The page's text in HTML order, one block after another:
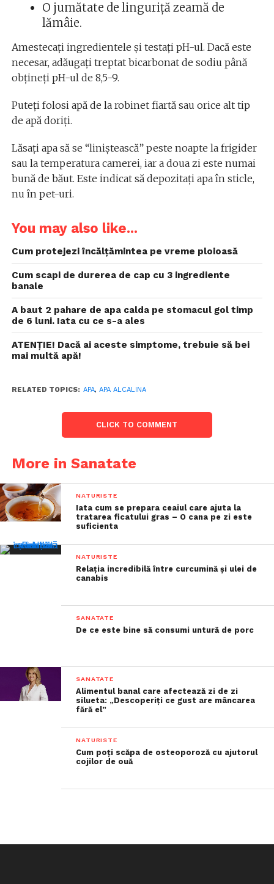
O jumătate de linguriță zeamă de
lămâie.
Amestecați ingredientele și testați pH-ul. Dacă este
necesar, adăugați treptat bicarbonat de sodiu până
obțineți pH-ul de 8,5-9.
Puteți folosi apă de la robinet fiartă sau orice alt tip
de apă doriți.
Lăsați apa să se “liniștească” peste noapte la frigider
sau la temperatura camerei, iar a doua zi este numai
bună de băut. Este indicat să depozitați apa în sticle,
nu în pet-uri.
You may also like...
Cum protejezi încălțămintea pe vreme ploioasă
Cum scapi de durerea de cap cu 3 ingrediente
banale
A baut 2 pahare de apa calda pe stomacul gol timp
de 6 luni. Iata cu ce s-a ales
ATENŢIE! Dacă ai aceste simptome, trebuie să bei
mai multă apă!
RELATED TOPICS: APA, APA ALCALINA
CLICK TO COMMENT
More in Sanatate
NATURISTE
Iata cum se prepara ceaiul care ajuta la
tratarea ficatului gras – O cana pe zi este
suficienta
NATURISTE
Relația incredibilă între curcumină și ulei de
canabis
SANATATE
De ce este bine să consumi untură de porc
SANATATE
Alimentul banal care afectează zi de zi
silueta: „Descoperiți ce gust are mâncarea
fără el”
NATURISTE
Cum poți scăpa de osteoporoză cu ajutorul
cojilor de ouă